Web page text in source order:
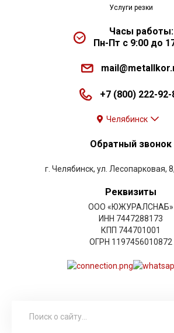
Услуги резки
Часы работы:
Пн-Пт с 9:00 до
+7 (800) 222-92-
Челябинск
Обратный звонок
г. Челябинск, ул. Лесопарковая,
Реквизиты
ООО «ЮЖУРАЛСНАБ»
ИНН 7447288173
КПП 744701001
ОГРН 1197456010872